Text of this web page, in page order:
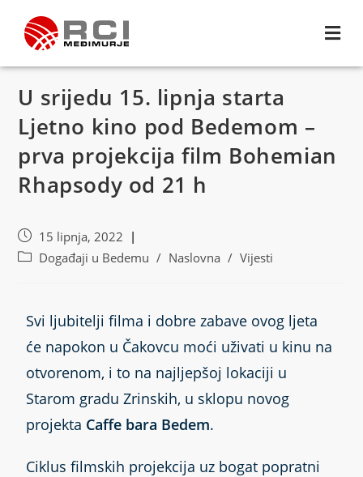
U srijedu 15. lipnja starta
Ljetno kino pod Bedemom –
prva projekcija film Bohemian
Rhapsody od 21 h
15 lipnja, 2022
Događaji u Bedemu / Naslovna / Vijesti
Svi ljubitelji filma i dobre zabave ovog ljeta
će napokon u Čakovcu moći uživati u kinu na
otvorenom, i to na najljepšoj lokaciji u
Starom gradu Zrinskih, u sklopu novog
projekta Caffe bara Bedem.
Ciklus filmskih projekcija uz bogat popratni